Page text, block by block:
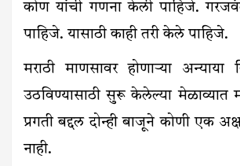
कोण यांची गणना केली पाहिजे.
पाहिजे. यासाठी काही तरी केले पाहिजे.
मराठी माणसावर होणाऱ्या अन्याया
उठविण्यासाठी सुरू केलेल्या मेळाव्यात
प्रगती बद्दल दोन्ही बाजूने कोणी एक
नाही.